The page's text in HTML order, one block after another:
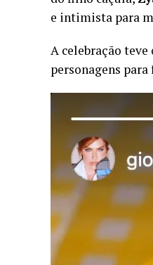
e intimista para
A celebração
personagens